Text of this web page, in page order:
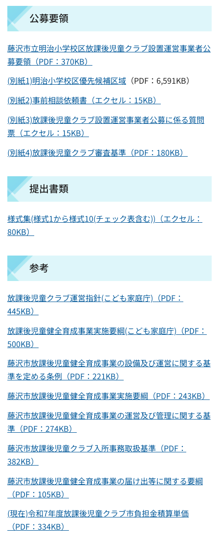
公募要領
藤沢市立明治小学校区放課後児童クラブ設置運営事業者公
募要領（PDF：370KB）
(別紙1)明治小学校区優先候補区域 （PDF：6,591KB）
(別紙2)事前相談依頼書（エクセル：15KB）
(別紙3)放課後児童クラブ設置運営事業者公募に係る質問
票（エクセル：15KB）
(別紙4)放課後児童クラブ審査基準（PDF：180KB）
提出書類
様式集(様式1から様式10(チェック表含む))（エクセル：
80KB）
参考
放課後児童クラブ運営指針(こども家庭庁)（PDF：
445KB）
放課後児童健全育成事業実施要綱(こども家庭庁)（PDF：
500KB）
藤沢市放課後児童健全育成事業の設備及び運営に関する基
準を定める条例（PDF：221KB）
藤沢市放課後児童健全育成事業実施要綱（PDF：243KB）
藤沢市放課後児童健全育成事業の運営及び管理に関する基
準（PDF：274KB）
藤沢市放課後児童クラブ入所事務取扱基準（PDF：
382KB）
藤沢市放課後児童健全育成事業の届け出等に関する要綱
（PDF：105KB）
(現在)令和7年度放課後児童クラブ市負担金積算単価
（PDF：334KB）